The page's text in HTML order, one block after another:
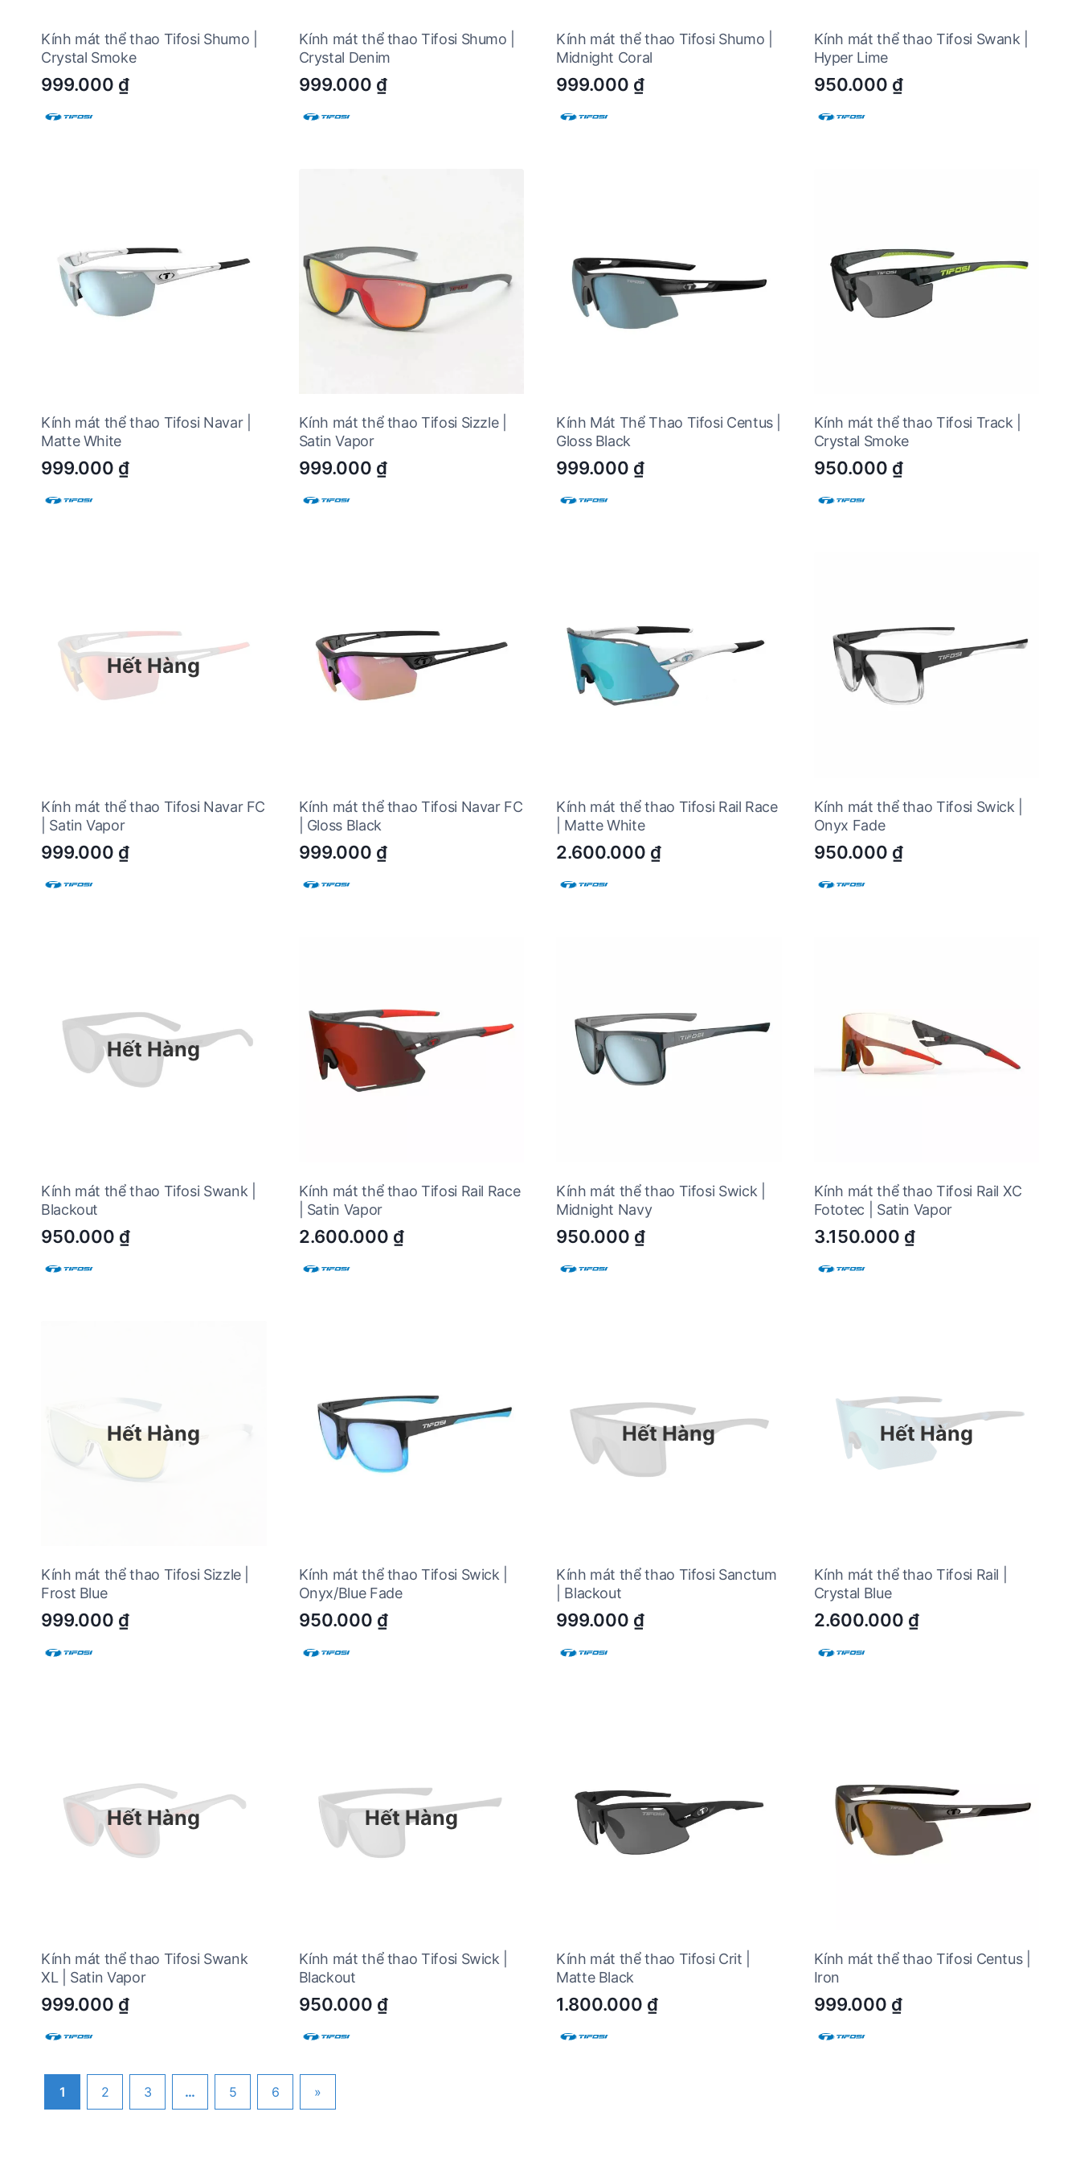
Kính mát thể thao Tifosi Shumo |
Crystal Smoke
999.000 ₫
Kính mát thể thao Tifosi Shumo |
Crystal Denim
999.000 ₫
Kính mát thể thao Tifosi Shumo |
Midnight Coral
999.000 ₫
Kính mát thể thao Tifosi Swank |
Hyper Lime
950.000 ₫
Kính mát thể thao Tifosi Navar |
Matte White
999.000 ₫
Kính mát thể thao Tifosi Sizzle |
Satin Vapor
999.000 ₫
Kính Mát Thể Thao Tifosi Centus |
Gloss Black
999.000 ₫
Kính mát thể thao Tifosi Track |
Crystal Smoke
950.000 ₫
Hết Hàng
Kính mát thể thao Tifosi Navar FC
| Satin Vapor
999.000 ₫
Kính mát thể thao Tifosi Navar FC
| Gloss Black
999.000 ₫
Kính mát thể thao Tifosi Rail Race
| Matte White
2.600.000 ₫
Kính mát thể thao Tifosi Swick |
Onyx Fade
950.000 ₫
Hết Hàng
Kính mát thể thao Tifosi Swank |
Blackout
950.000 ₫
Kính mát thể thao Tifosi Rail Race
| Satin Vapor
2.600.000 ₫
Kính mát thể thao Tifosi Swick |
Midnight Navy
950.000 ₫
Kính mát thể thao Tifosi Rail XC
Fototec | Satin Vapor
3.150.000 ₫
Hết Hàng
Kính mát thể thao Tifosi Sizzle |
Frost Blue
999.000 ₫
Kính mát thể thao Tifosi Swick |
Onyx/Blue Fade
950.000 ₫
Hết Hàng
Kính mát thể thao Tifosi Sanctum
| Blackout
999.000 ₫
Hết Hàng
Kính mát thể thao Tifosi Rail |
Crystal Blue
2.600.000 ₫
Hết Hàng
Kính mát thể thao Tifosi Swank
XL | Satin Vapor
999.000 ₫
Hết Hàng
Kính mát thể thao Tifosi Swick |
Blackout
950.000 ₫
Kính mát thể thao Tifosi Crit |
Matte Black
1.800.000 ₫
Kính mát thể thao Tifosi Centus |
Iron
999.000 ₫
1 2 3 … 5 6 »